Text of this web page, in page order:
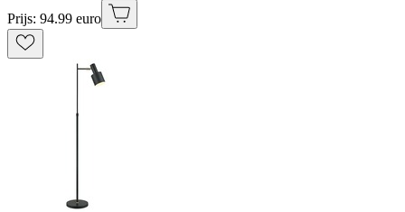
Prijs: 94.99 euro